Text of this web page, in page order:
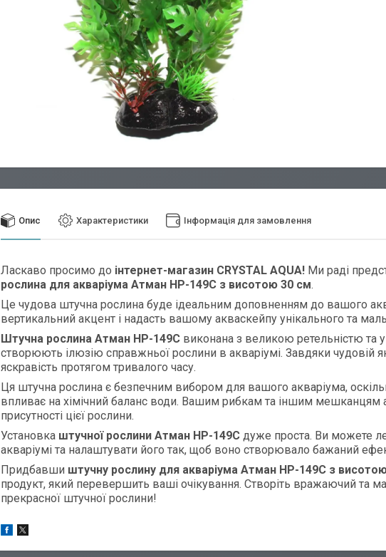
Опис Характеристики Інформація для замовлення
Ласкаво просимо до інтернет-магазин CRYSTAL AQUA! Ми раді
рослина для акваріума Атман HP-149C з висотою 30 см.
Це чудова штучна рослина буде ідеальним доповненням до вашого
вертикальний акцент і надасть вашому акваскейпу унікального та
Штучна рослина Атман HP-149C виконана з великою ретельністю та
створюють ілюзію справжньої рослини в акваріумі. Завдяки чудовій
яскравість протягом тривалого часу.
Ця штучна рослина є безпечним вибором для вашого акваріума,
впливає на хімічний баланс води. Вашим рибкам та іншим мешканцям
присутності цієї рослини.
Установка штучної рослини Атман HP-149C дуже проста. Ви можете
акваріумі та налаштувати його так, щоб воно створювало бажаний
Придбавши штучну рослину для акваріума Атман HP-149C з
продукт, який перевершить ваші очікування. Створіть вражаючий та
прекрасної штучної рослини!